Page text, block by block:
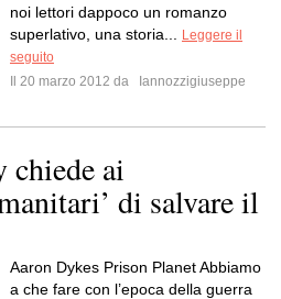
noi lettori dappoco un romanzo
superlativo, una storia...
Leggere il
seguito
Il 20 marzo 2012 da
Iannozzigiuseppe
chiede ai
di salvare il
Aaron Dykes Prison Planet Abbiamo
a che fare con l’epoca della guerra